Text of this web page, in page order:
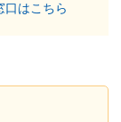
口はこちら